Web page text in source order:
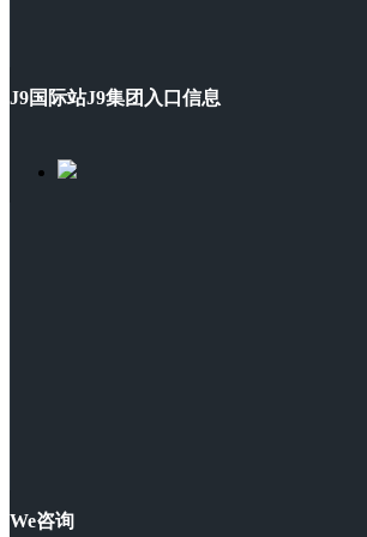
J9国际站J9集团入口信息
We咨询